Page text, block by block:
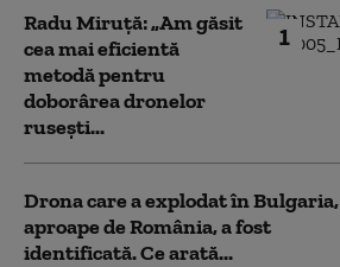
1
Radu Miruță: „Am găsit
cea mai eficientă
metodă pentru
doborârea dronelor
rusești...
Drona care a explodat în Bulgaria,
aproape de România, a fost
identificată. Ce arată...